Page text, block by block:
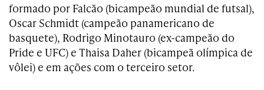
formado por Falcão (bicampeão mundial de futsal),
Oscar Schmidt (campeão panamericano de
basquete), Rodrigo Minotauro (ex-campeão do
Pride e UFC) e Thaisa Daher (bicampeã olímpica de
vôlei) e em ações com o terceiro setor.